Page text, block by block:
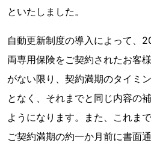
といたしました。
自動更新制度の導入によって、
両専用保険をご契約されたお客
がない限り、契約満期のタイミ
となく、それまでと同じ内容の
ようになります。また、これま
ご契約満期の約一か月前に書面